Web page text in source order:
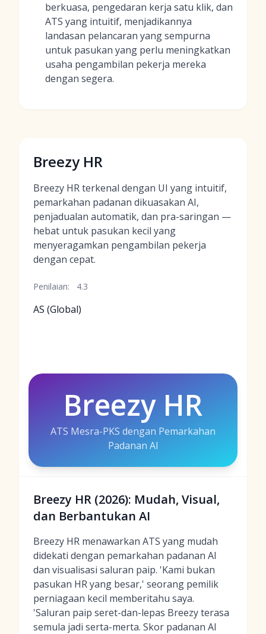
berkuasa, pengedaran kerja satu klik, dan
ATS yang intuitif, menjadikannya
landasan pelancaran yang sempurna
untuk pasukan yang perlu meningkatkan
usaha pengambilan pekerja mereka
dengan segera.
Breezy HR
Breezy HR terkenal dengan UI yang intuitif,
pemarkahan padanan dikuasakan AI,
penjadualan automatik, dan pra-saringan —
hebat untuk pasukan kecil yang
menyeragamkan pengambilan pekerja
dengan cepat.
Penilaian: 4.3
AS (Global)
Breezy HR
ATS Mesra-PKS dengan Pemarkahan
Padanan AI
Breezy HR (2026): Mudah, Visual,
dan Berbantukan AI
Breezy HR menawarkan ATS yang mudah
didekati dengan pemarkahan padanan AI
dan visualisasi saluran paip. 'Kami bukan
pasukan HR yang besar,' seorang pemilik
perniagaan kecil memberitahu saya.
'Saluran paip seret-dan-lepas Breezy terasa
semula jadi serta-merta. Skor padanan AI